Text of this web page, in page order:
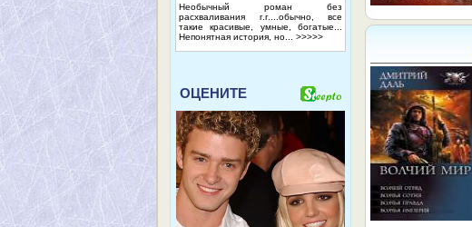
Необычный роман без
расхваливания г.г....обычно, все
такие красивые, умные, богатые...
Непонятная история, но... >>>>>
ОЦЕНИТЕ